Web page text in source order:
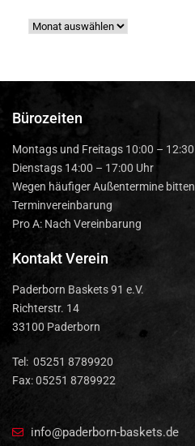
Bürozeiten
Montags und Freitags 10:00 –
Dienstags 14:00 – 17:00 Uhr
Wegen häufiger Außentermine
Terminvereinbarung
Pro A: Nach Vereinbarung
Kontakt Verein
Paderborn Baskets 91 e.V.
Richterstr. 14
33100 Paderborn
Tel: 05251 8789920
Fax: 05251 8789922
info@paderborn-baskets.de